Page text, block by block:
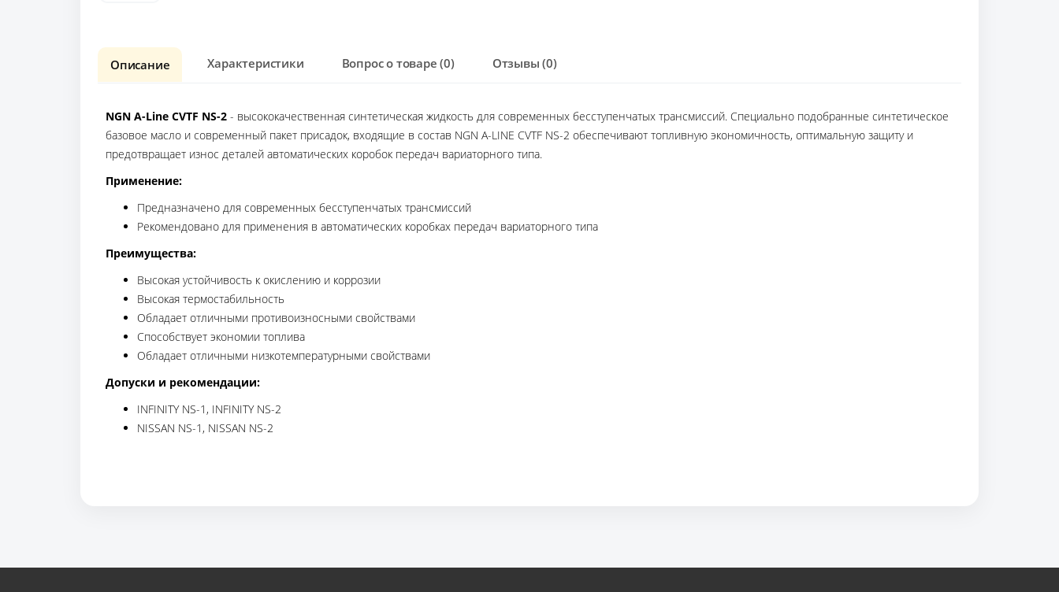
Описание Характеристики Вопрос о товаре (0) Отзывы (0)
NGN A-Line CVTF NS-2 - высококачественная синтетическая жидкость для современных бесступенчатых трансмиссий. Специально подобранные синтетическое
базовое масло и современный пакет присадок, входящие в состав NGN A-LINE CVTF NS-2 обеспечивают топливную экономичность, оптимальную защиту и
предотвращает износ деталей автоматических коробок передач вариаторного типа.
Применение:
Предназначено для современных бесступенчатых трансмиссий
Рекомендовано для применения в автоматических коробках передач вариаторного типа
Преимущества:
Высокая устойчивость к окислению и коррозии
Высокая термостабильность
Обладает отличными противоизносными свойствами
Способствует экономии топлива
Обладает отличными низкотемпературными свойствами
Допуски и рекомендации:
INFINITY NS-1, INFINITY NS-2
NISSAN NS-1, NISSAN NS-2